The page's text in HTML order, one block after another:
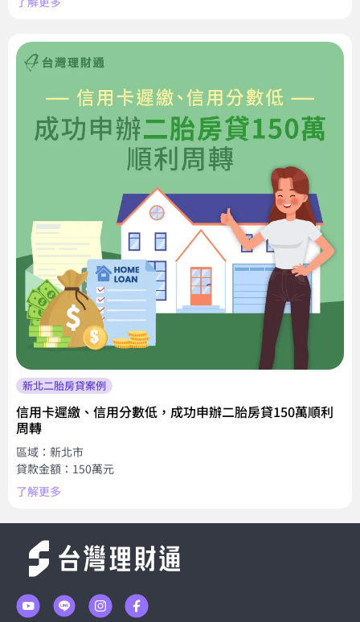
新北二胎房貸案例
信用卡遲繳、信用分數低，成功申辦二胎房貸150萬順利
周轉
區域：新北市
貸款金額：150萬元
了解更多